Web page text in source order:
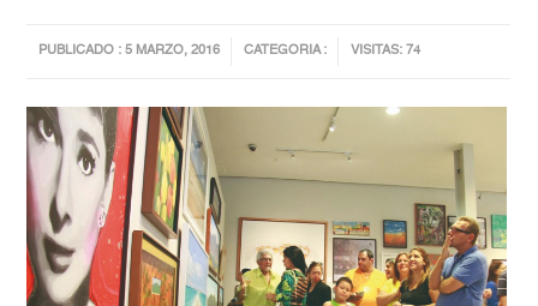
PUBLICADO : 5 MARZO, 2016 CATEGORIA : VISITAS: 74